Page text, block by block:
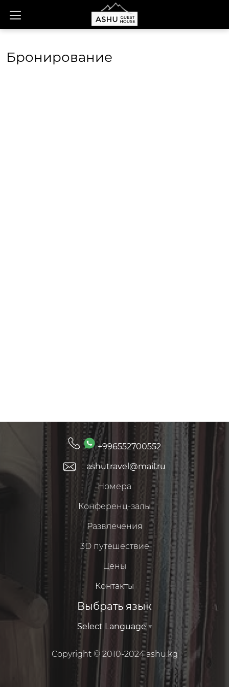
Бронирование
+996552700552
ashutravel@mail.ru
Номера
Конференц-залы
Развлечения
3D путешествие
Цены
Контакты
Выбрать язык
Select Language ▼
Copyright © 2010-2024ashu.kg